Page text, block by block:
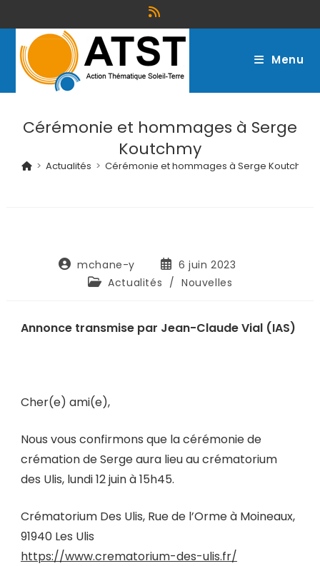
Menu
Cérémonie et hommages à Serge
Koutchmy
> Actualités > Cérémonie et hommages à Serge Koutchmy
mchane-y
6 juin 2023
Actualités / Nouvelles
Annonce transmise par Jean-Claude Vial (IAS)
Cher(e) ami(e),
Nous vous confirmons que la cérémonie de
crémation de Serge aura lieu au crématorium
des Ulis, lundi 12 juin à 15h45.
Crématorium Des Ulis, Rue de l’Orme à Moineaux,
91940 Les Ulis
https://www.crematorium-des-ulis.fr/